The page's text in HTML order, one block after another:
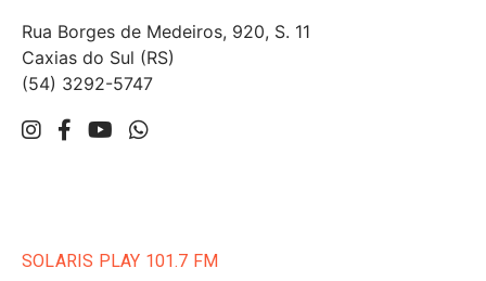
Rua Borges de Medeiros, 920, S. 11
Caxias do Sul (RS)
(54) 3292-5747
SOLARIS PLAY 101.7 FM